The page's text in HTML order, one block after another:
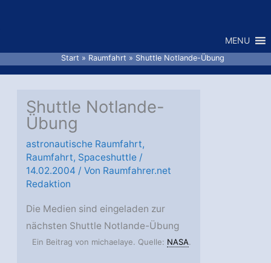
MENU
Start Raumfahrt Shuttle Notlande-Übung
Shuttle Notlande-
Übung
astronautische Raumfahrt,
Raumfahrt, Spaceshuttle /
14.02.2004 / Von Raumfahrer.net
Redaktion
Die Medien sind eingeladen zur
nächsten Shuttle Notlande-Übung
Ein Beitrag von michaelaye. Quelle: NASA.